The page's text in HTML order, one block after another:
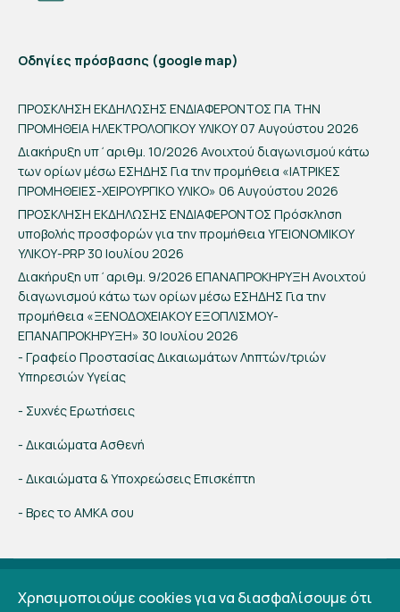
Οδηγίες πρόσβασης (google map)
ΠΡΟΣΚΛΗΣΗ ΕΚΔΗΛΩΣΗΣ ΕΝΔΙΑΦΕΡΟΝΤΟΣ ΓΙΑ ΤΗΝ
ΠΡΟΜΗΘΕΙΑ ΗΛΕΚΤΡΟΛΟΓΙΚΟΥ ΥΛΙΚΟΥ07 Αυγούστου 2026
Διακήρυξη υπ΄αριθμ. 10/2026 Ανοιχτού διαγωνισμού κάτω
των ορίων μέσω ΕΣΗΔΗΣ Για την προμήθεια «ΙΑΤΡΙΚΕΣ
ΠΡΟΜΗΘΕΙΕΣ-ΧΕΙΡΟΥΡΓΙΚΟ ΥΛΙΚΟ» 06 Αυγούστου 2026
ΠΡΟΣΚΛΗΣΗ ΕΚΔΗΛΩΣΗΣ ΕΝΔΙΑΦΕΡΟΝΤΟΣ Πρόσκληση
υποβολής προσφορών για την προμήθεια ΥΓΕΙΟΝΟΜΙΚΟΥ
ΥΛΙΚΟΥ-PRP 30 Ιουλίου 2026
Διακήρυξη υπ΄αριθμ. 9/2026 ΕΠΑΝΑΠΡΟΚΗΡΥΞΗ Ανοιχτού
διαγωνισμού κάτω των ορίων μέσω ΕΣΗΔΗΣ Για την
προμήθεια «ΞΕΝΟΔΟΧΕΙΑΚΟΥ ΕΞΟΠΛΙΣΜΟΥ-
ΕΠΑΝΑΠΡΟΚΗΡΥΞΗ» 30 Ιουλίου 2026
- Γραφείο Προστασίας Δικαιωμάτων Ληπτών/τριών
Υπηρεσιών Υγείας
- Συχνές Ερωτήσεις
- Δικαιώματα Ασθενή
- Δικαιώματα & Υποχρεώσεις Επισκέπτη
- Βρες το ΑΜΚΑ σου
© 2018 Γ Ν ΠΡΕΒΕΖΑΣ | Web DesignΘ. Ανωγιάτης|Όροι χρήσης
Χρησιμοποιούμε cookies για να διασφαλίσουμε ότι